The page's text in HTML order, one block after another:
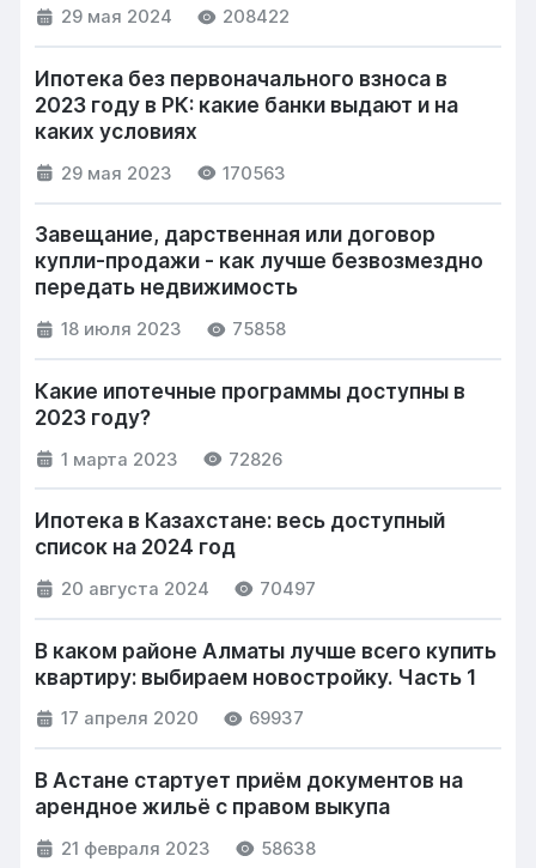
29 мая 2024 208422
Ипотека без первоначального взноса в
2023 году в РК: какие банки выдают и на
каких условиях
29 мая 2023 170563
Завещание, дарственная или договор
купли-продажи - как лучше безвозмездно
передать недвижимость
18 июля 2023 75858
Какие ипотечные программы доступны в
2023 году?
1 марта 2023 72826
Ипотека в Казахстане: весь доступный
список на 2024 год
20 августа 2024 70497
В каком районе Алматы лучше всего купить
квартиру: выбираем новостройку. Часть 1
17 апреля 2020 69937
В Астане стартует приём документов на
арендное жильё с правом выкупа
21 февраля 2023 58638